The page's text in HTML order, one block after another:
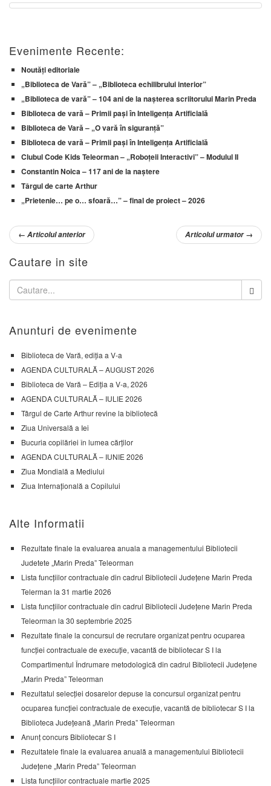
Evenimente Recente:
Noutăți editoriale
„Biblioteca de Vară” – „Biblioteca echilibrului interior”
„Biblioteca de vară” – 104 ani de la nașterea scriitorului Marin Preda
Biblioteca de vară – Primii pași în Inteligența Artificială
Biblioteca de Vară – „O vară în siguranță”
Biblioteca de vară – Primii pași în Inteligența Artificială
Clubul Code Kids Teleorman – „Roboțeii Interactivi” – Modulul II
Constantin Noica – 117 ani de la naștere
Târgul de carte Arthur
„Prietenie… pe o… sfoară…” – final de proiect – 2026
← Articolul anterior Articolul urmator→
Cautare in site
Anunturi de evenimente
Biblioteca de Vară, ediția a V-a
AGENDA CULTURALĂ – AUGUST 2026
Biblioteca de Vară – Ediția a V-a, 2026
AGENDA CULTURALĂ – IULIE 2026
Târgul de Carte Arthur revine la bibliotecă
Ziua Universală a Iei
Bucuria copilăriei în lumea cărților
AGENDA CULTURALĂ – IUNIE 2026
Ziua Mondială a Mediului
Ziua Internațională a Copilului
Alte Informatii
Rezultate finale la evaluarea anuala a managementului Bibliotecii
Judetete „Marin Preda” Teleorman
Lista funcțiilor contractuale din cadrul Bibliotecii Județene Marin Preda
Telerman la 31 martie 2026
Lista funcțiilor contractuale din cadrul Bibliotecii Județene Marin Preda
Teleorman la 30 septembrie 2025
Rezultate finale la concursul de recrutare organizat pentru ocuparea
funcției contractuale de execuție, vacantă de bibliotecar S I la
Compartimentul Îndrumare metodologică din cadrul Bibliotecii Județene
„Marin Preda” Teleorman
Rezultatul selecției dosarelor depuse la concursul organizat pentru
ocuparea funcției contractuale de execuție, vacantă de bibliotecar S I la
Biblioteca Județeană „Marin Preda” Teleorman
Anunț concurs Bibliotecar S I
Rezultatele finale la evaluarea anuală a managementului Bibliotecii
Județene „Marin Preda” Teleorman
Lista funcțiilor contractuale martie 2025